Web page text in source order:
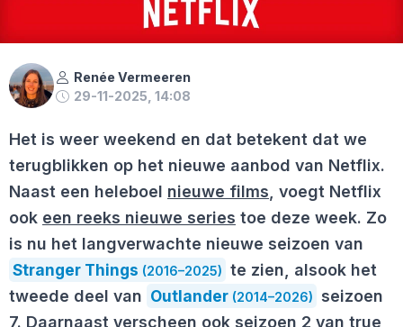
Renée Vermeeren
29-11-2025, 14:08
Het is weer weekend en dat betekent dat we
terugblikken op het nieuwe aanbod van Netflix.
Naast een heleboel nieuwe films, voegt Netflix
ook een reeks nieuwe series toe deze week. Zo
is nu het langverwachte nieuwe seizoen van
Stranger Things (2016–2025) te zien, alsook het
tweede deel van Outlander (2014–2026) seizoen
7. Daarnaast verscheen ook seizoen 2 van true